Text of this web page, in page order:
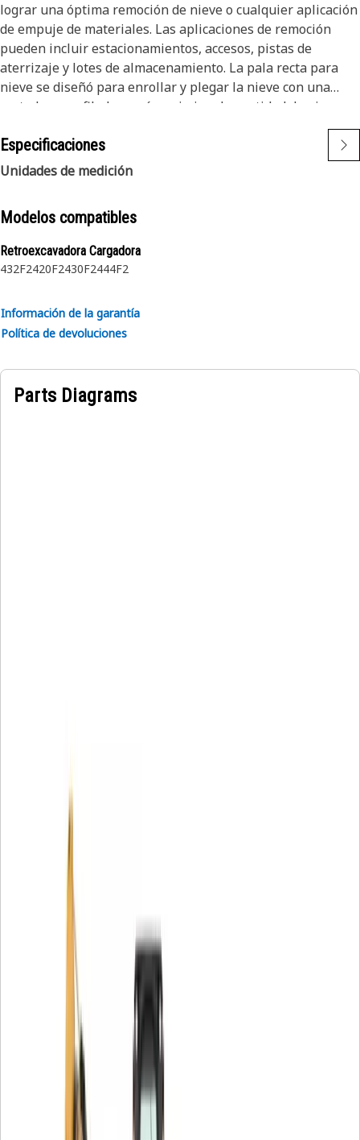
lograr una óptima remoción de nieve o cualquier aplicación
de empuje de materiales. Las aplicaciones de remoción
pueden incluir estacionamientos, accesos, pistas de
aterrizaje y lotes de almacenamiento. La pala recta para
nieve se diseñó para enrollar y plegar la nieve con una
vertedera perfilada, y así maximizar la cantidad de nieve
desplaza, los soportes de la caja aerodinámica garantizan
que la nieve no se adhiera a la herramienta, para aumentar
protege a la máquina y la herramienta de los obstáculos
ocultos.
Especificaciones
Unidades de medición
Modelos compatibles
Retroexcavadora Cargadora
432F2420F2430F2444F2
Información de la garantía
Política de devoluciones
Parts Diagrams